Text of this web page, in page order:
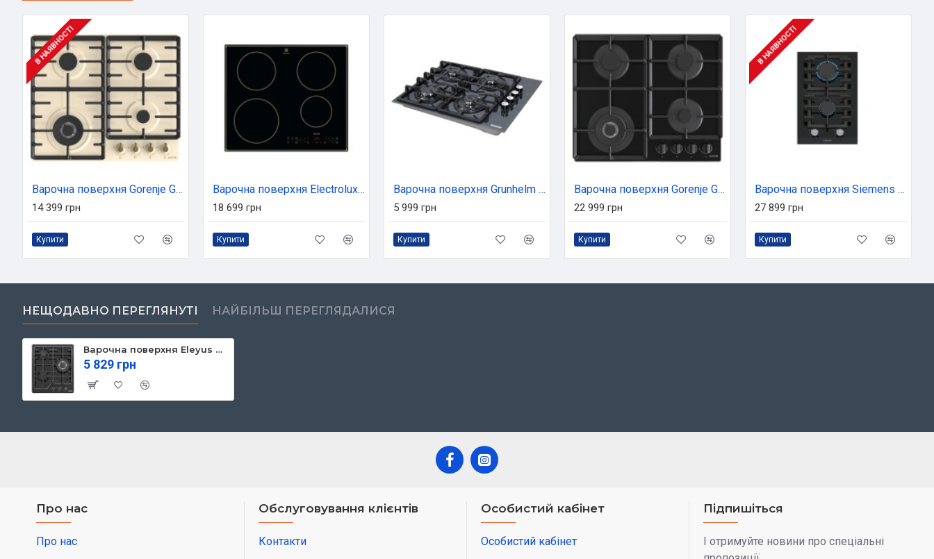
В НАЯВНОСТІ
Варочна поверхня Gorenje GW642CLI
14 399 грн
Купити
Варочна поверхня Electrolux CIR60430CB
18 699 грн
Купити
Варочна поверхня Grunhelm GPG 3211 GF
5 999 грн
Купити
Варочна поверхня Gorenje GTW641EB
22 999 грн
Купити
В НАЯВНОСТІ
Варочна поверхня Siemens ER3A6BI40
27 899 грн
Купити
НЕЩОДАВНО ПЕРЕГЛЯНУТІ НАЙБІЛЬШ ПЕРЕГЛЯДАЛИСЯ
Варочна поверхня Eleyus MAGENTA 45 BL CTF
5 829 грн
Про нас
Про нас
Обслуговування клієнтів
Контакти
Особистий кабінет
Особистий кабінет
Підпишіться
І отримуйте новини про спеціальні